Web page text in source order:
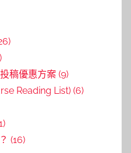
稿優惠方案 (9)
Reading List) (6)
(16)